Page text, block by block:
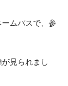
ムパスで、参
見られまし